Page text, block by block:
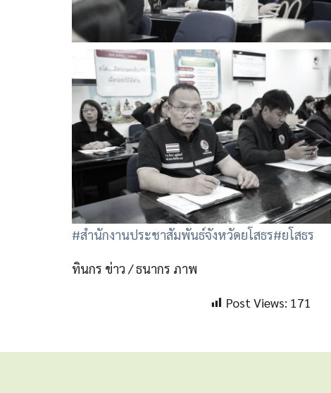
#สำนักงานประชาสัมพันธ์จังหวัดยโสธร#ยโสธร
ทินกร ข่าว / ธนากร ภาพ
Post Views: 171